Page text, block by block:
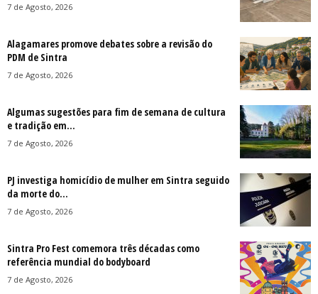
7 de Agosto, 2026
Alagamares promove debates sobre a revisão do
PDM de Sintra
7 de Agosto, 2026
Algumas sugestões para fim de semana de cultura
e tradição em...
7 de Agosto, 2026
PJ investiga homicídio de mulher em Sintra seguido
da morte do...
7 de Agosto, 2026
Sintra Pro Fest comemora três décadas como
referência mundial do bodyboard
7 de Agosto, 2026